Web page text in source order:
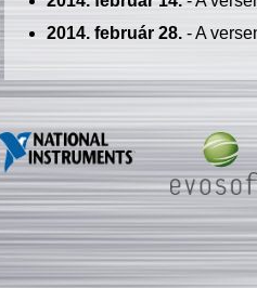
2014. február 28.- A